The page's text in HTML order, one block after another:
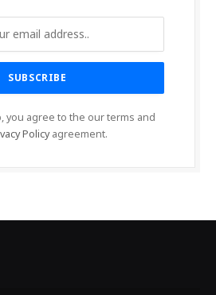
you agree to the our terms and
Policyagreement.